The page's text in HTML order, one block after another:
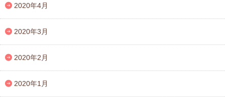
2020年4月
2020年3月
2020年2月
2020年1月